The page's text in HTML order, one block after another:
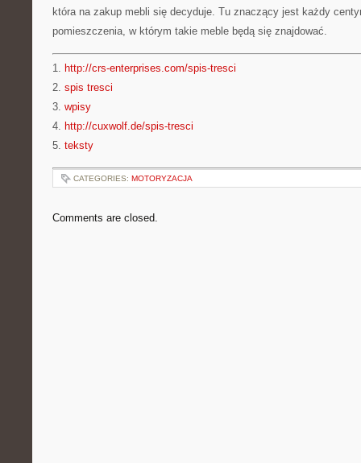
która na zakup mebli się decyduje. Tu znaczący jest każdy
pomieszczenia, w którym takie meble będą się znajdować.
1. http://crs-enterprises.com/spis-tresci
2. spis tresci
3. wpisy
4. http://cuxwolf.de/spis-tresci
5. teksty
CATEGORIES: MOTORYZACJA
Comments are closed.